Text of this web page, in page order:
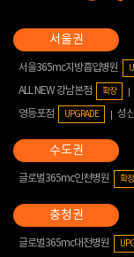
서울365mc지방흡입병원
ALL NEW 강남본점 확장
영등포점
UPGRADE 성
글로벌365mc인천병원 확장
글로벌365mc대전병원